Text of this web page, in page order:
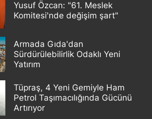
Yusuf Özcan: "61. Meslek
Komitesi'nde değişim şart"
Armada Gıda'dan
Sürdürülebilirlik Odaklı Yeni
Yatırım
Tüpraş, 4 Yeni Gemiyle Ham
Petrol Taşımacılığında Gücünü
Artırıyor